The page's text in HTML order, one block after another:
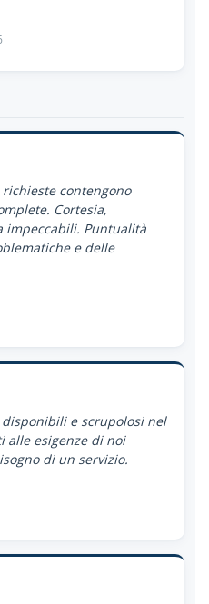
contengono
Cortesia,
impeccabili. Puntualità
e delle
e scrupolosi nel
alle esigenze di noi
di un servizio.